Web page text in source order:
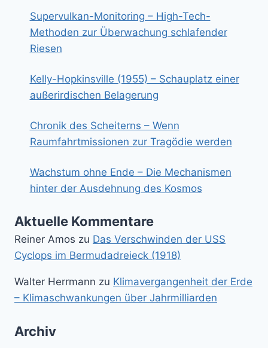
Supervulkan-Monitoring – High-Tech-
Methoden zur Überwachung schlafender
Riesen
Kelly-Hopkinsville (1955) – Schauplatz einer
außerirdischen Belagerung
Chronik des Scheiterns – Wenn
Raumfahrtmissionen zur Tragödie werden
Wachstum ohne Ende – Die Mechanismen
hinter der Ausdehnung des Kosmos
Aktuelle Kommentare
Reiner Amos zu Das Verschwinden der USS
Cyclops im Bermudadreieck (1918)
Walter Herrmann zu Klimavergangenheit der Erde
– Klimaschwankungen über Jahrmilliarden
Archiv